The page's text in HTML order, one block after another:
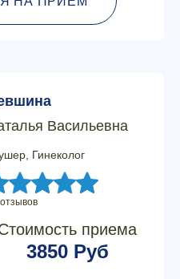
Васильевна
Гинеколог
приема
3850 Руб